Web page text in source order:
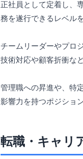
正社員として定着し、
務を遂行できるレベル
チームリーダーやプロ
技術対応や顧客折衝な
管理職への昇進や、特
影響力を持つポジショ
転職・キャリ